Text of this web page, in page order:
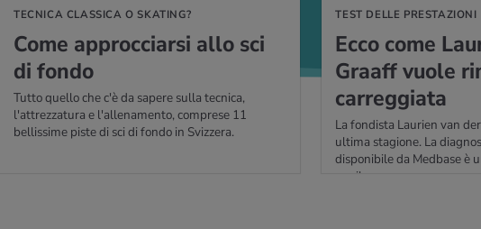
TECNICA CLASSICA O SKATING?
Come ap­proc­ciar­si allo sci
di fondo
Tutto quello che c'è da sapere sulla tecnica,
l'attrezzatura e l'allenamento, comprese 11
bellissime piste di sci di fondo in Svizzera.
TEST DELLE PRESTAZIONI
Ecco come
Graaff vuole
car­reg­gia­ta
La fondista Laurien van
ultima stagione. La
disponibile da Medbase è
per il successo.